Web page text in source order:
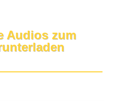
Audios zum